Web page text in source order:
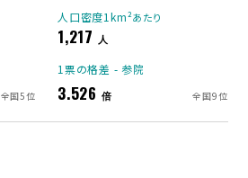
人口密度1km²あたり
1,217 人
全国5位
1票の格差 - 参院
3.526 倍 全国9位